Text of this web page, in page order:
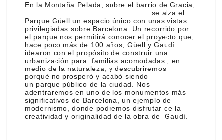
En la Montaña Pelada, sobre el barrio de Gracia,
se alza el
Parque Güell un espacio único con unas vistas
privilegiadas sobre Barcelona. Un recorrido por
el parque nos permitirá conocer el proyecto que,
hace poco más de 100 años, Güell y Gaudí
idearon con el propósito de construir una
urbanización para familias acomodadas , en
medio de la naturaleza, y descubriremos
porqué no prosperó y acabó siendo
un parque público de la ciudad. Nos
adentraremos en uno de los monumentos más
significativos de Barcelona, un ejemplo de
modernismo, donde podremos disfrutar de la
creatividad y originalidad de la obra de Gaudí.